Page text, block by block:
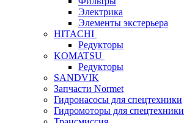
Электрика
Элементы экстерьера
HITACHI
Редукторы
KOMATSU
Редукторы
SANDVIK
Запчасти Normet
Гидронасосы для спецтехники
Гидромоторы для спецтехники